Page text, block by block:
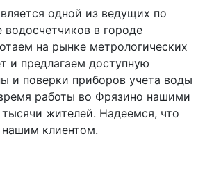
одной из ведущих по
водосчетчиков в городе
на рынке метрологических
и предлагаем доступную
и поверки приборов учета воды
работы во Фрязино нашими
жителей. Надеемся, что
клиентом.